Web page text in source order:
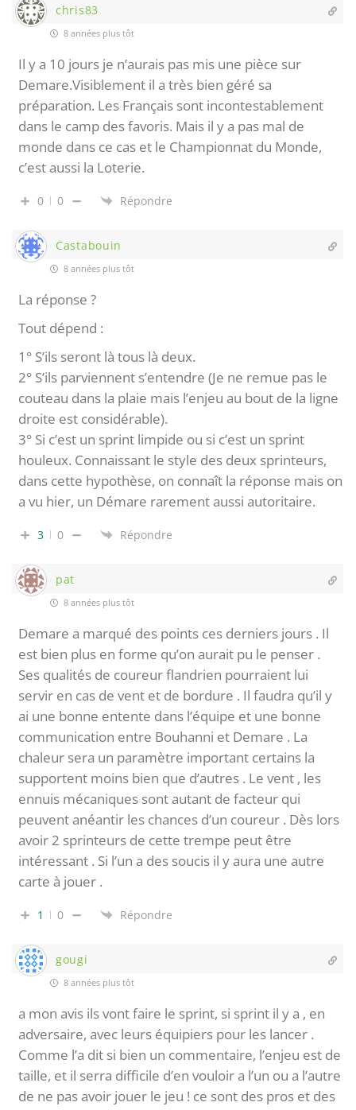
chris83
8 années plus tôt
Il y a 10 jours je n’aurais pas mis une pièce sur
Demare.Visiblement il a très bien géré sa
préparation. Les Français sont incontestablement
dans le camp des favoris. Mais il y a pas mal de
monde dans ce cas et le Championnat du Monde,
c’est aussi la Loterie.
0 0 Répondre
Castabouin
8 années plus tôt
La réponse ?
Tout dépend :
1° S’ils seront là tous là deux.
2° S’ils parviennent s’entendre (Je ne remue pas le
couteau dans la plaie mais l’enjeu au bout de la ligne
droite est considérable).
3° Si c’est un sprint limpide ou si c’est un sprint
houleux. Connaissant le style des deux sprinteurs,
dans cette hypothèse, on connaît la réponse mais on
a vu hier, un Démare rarement aussi autoritaire.
3 0 Répondre
pat
8 années plus tôt
Demare a marqué des points ces derniers jours . Il
est bien plus en forme qu’on aurait pu le penser .
Ses qualités de coureur flandrien pourraient lui
servir en cas de vent et de bordure . Il faudra qu’il y
ai une bonne entente dans l’équipe et une bonne
communication entre Bouhanni et Demare . La
chaleur sera un paramètre important certains la
supportent moins bien que d’autres . Le vent , les
ennuis mécaniques sont autant de facteur qui
peuvent anéantir les chances d’un coureur . Dès lors
avoir 2 sprinteurs de cette trempe peut être
intéressant . Si l’un a des soucis il y aura une autre
carte à jouer .
1 0 Répondre
gougi
8 années plus tôt
a mon avis ils vont faire le sprint, si sprint il y a , en
adversaire, avec leurs équipiers pour les lancer .
Comme l’a dit si bien un commentaire, l’enjeu est de
taille, et il serra difficile d’en vouloir a l’un ou a l’autre
de ne pas avoir jouer le jeu ! ce sont des pros et des